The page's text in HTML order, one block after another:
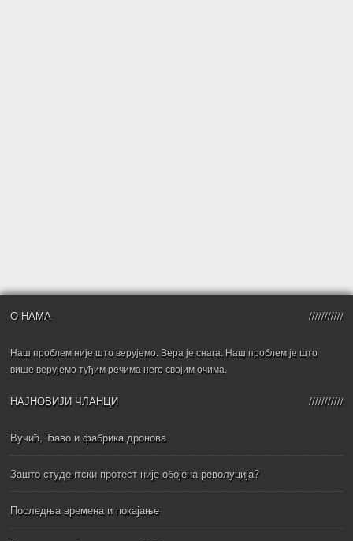
О НАМА
Наш проблем није што верујемо. Вера је снага. Наш проблем је што
више верујемо туђим речима него својим очима.
НАЈНОВИЈИ ЧЛАНЦИ
Вучић, Ђаво и фабрика дронова
Зашто студентски протест није обојена револуција?
Последња времена и покајање